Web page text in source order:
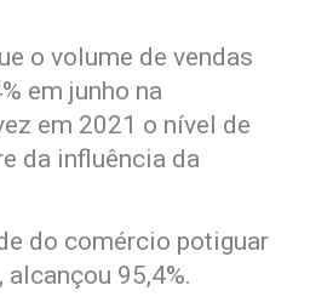
o volume de vendas
em junho na
em 2021 o nível de
da influência da
do comércio potiguar
95,4%.